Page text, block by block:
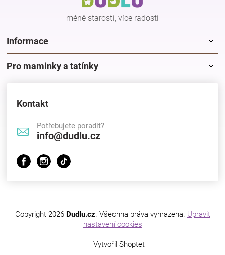
méně starostí, více radostí
Informace
Pro maminky a tatínky
Kontakt
Potřebujete poradit?
info@dudlu.cz
Vytvořil Shoptet
Copyright 2026 Dudlu.cz. Všechna práva vyhrazena. Upravit
nastavení cookies